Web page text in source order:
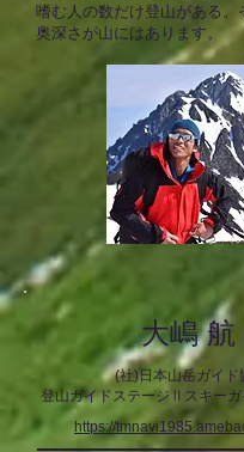
嗜む人の数だけ登山がある。
奥深さが山にはあります。
大嶋 航
(社)日本山岳ガイド
登山ガイドステージⅡ スキー
https://